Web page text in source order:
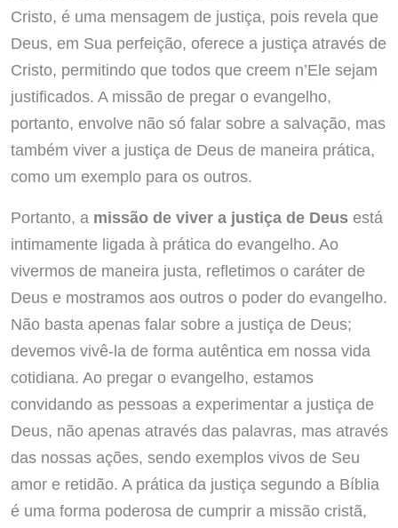
Cristo, é uma mensagem de justiça, pois revela que
Deus, em Sua perfeição, oferece a justiça através de
Cristo, permitindo que todos que creem n’Ele sejam
justificados. A missão de pregar o evangelho,
portanto, envolve não só falar sobre a salvação, mas
também viver a justiça de Deus de maneira prática,
como um exemplo para os outros.
Portanto, a missão de viver a justiça de Deusestá
intimamente ligada à prática do evangelho. Ao
vivermos de maneira justa, refletimos o caráter de
Deus e mostramos aos outros o poder do evangelho.
Não basta apenas falar sobre a justiça de Deus;
devemos vivê-la de forma autêntica em nossa vida
cotidiana. Ao pregar o evangelho, estamos
convidando as pessoas a experimentar a justiça de
Deus, não apenas através das palavras, mas através
das nossas ações, sendo exemplos vivos de Seu
amor e retidão. A prática da justiça segundo a Bíblia
é uma forma poderosa de cumprir a missão cristã,